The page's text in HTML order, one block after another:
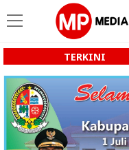
TERKINI